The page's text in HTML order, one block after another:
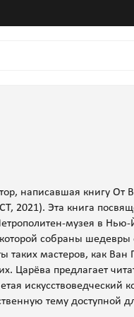
написавшая книгу От
2021). Эта книга
музея в Нью-
собраны шедевры
мастеров, как Ван
Царёва предлагает
искусствоведческий
тему доступной